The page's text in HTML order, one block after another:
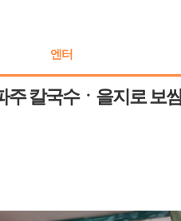
엔터
주 칼국수ㆍ을지로 보